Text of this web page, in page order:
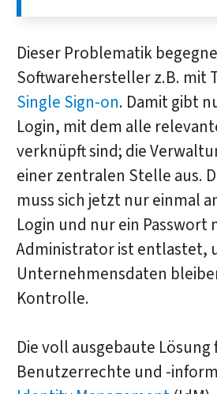
Dieser Problematik
Softwarehersteller z.B. mit
Single Sign-on. Damit gibt
Login, mit dem alle
verknüpft sind; die
einer zentralen Stelle aus.
muss sich jetzt nur einmal
Login und nur ein Passwort
Administrator ist entlastet,
Unternehmensdaten
Kontrolle.
Die voll ausgebaute Lösung
Benutzerrechte und -